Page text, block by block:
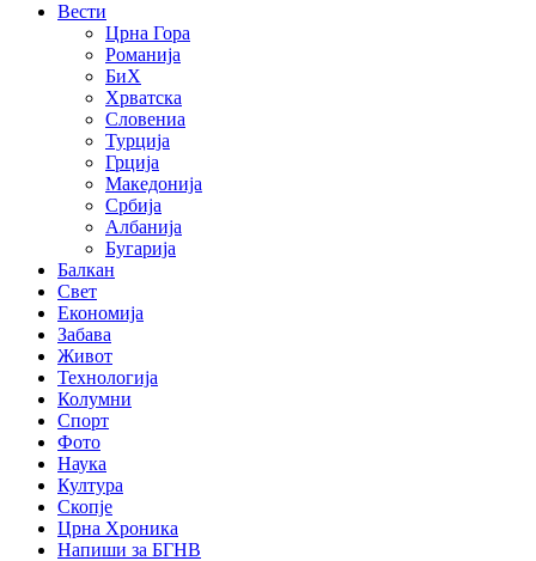
Вести
Црна Гора
Романија
БиХ
Хрватска
Словениа
Турција
Грција
Македонија
Србија
Албанија
Бугарија
Балкан
Свет
Економија
Забава
Живот
Технологија
Колумни
Спорт
Фото
Наука
Култура
Скопје
Црна Хроника
Напиши за БГНВ